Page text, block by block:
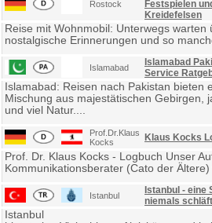
Rostock
Festspielen
Kreidefelsen
Reise mit Wohnmobil: Unterwegs warten
nostalgische Erinnerungen und so
Islamabad
Islamabad
Service
Islamabad: Reisen nach Pakistan bieten
Mischung aus majestätischen Gebirgen,
und viel Natur....
Prof.Dr.Klaus
Kocks
Klaus Kocks
Prof. Dr. Klaus Kocks - Logbuch Unser
Kommunikationsberater (Cato der Ältere)
Istanbul
Istanbul - eine
niemals schläft
Istanbul